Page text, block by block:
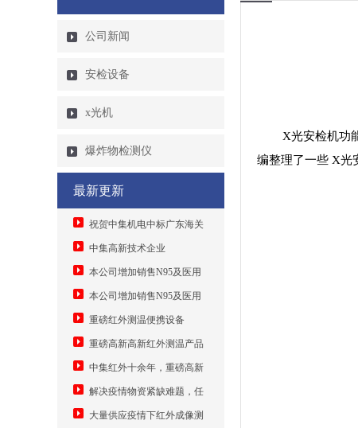
公司新闻
安检设备
x光机
爆炸物检测仪
最新更新
祝贺中集机电中标广东海关
智能分拣大数据监管系统
11880000元
中集高新技术企业
本公司增加销售N95及医用
口罩机，安检机送口罩
本公司增加销售N95及医用
口罩机重磅红外测温便携设备
重磅高新高新红外测温产品
中集红外十余年，重磅高新
技术转换，为解决疫情物资紧缺
难题，中集发明手机加装模块测
解决疫情物资紧缺难题，任
何安卓手机加装测温模块成随手
大量供应疫情下红外成像测
X光安检机功
编整理了一些 X光